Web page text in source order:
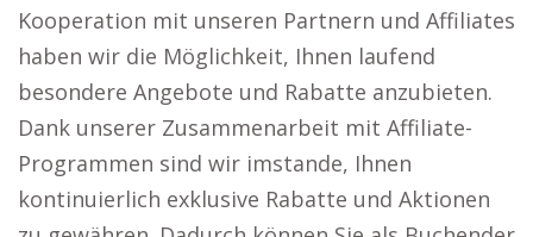
Kooperation mit unseren Partnern und Affiliates
haben wir die Möglichkeit, Ihnen laufend
besondere Angebote und Rabatte anzubieten.
Dank unserer Zusammenarbeit mit Affiliate-
Programmen sind wir imstande, Ihnen
kontinuierlich exklusive Rabatte und Aktionen